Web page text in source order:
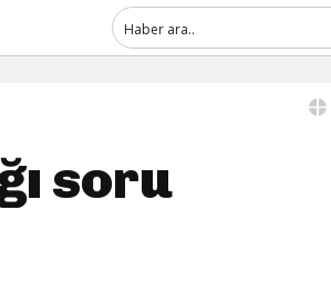
soru